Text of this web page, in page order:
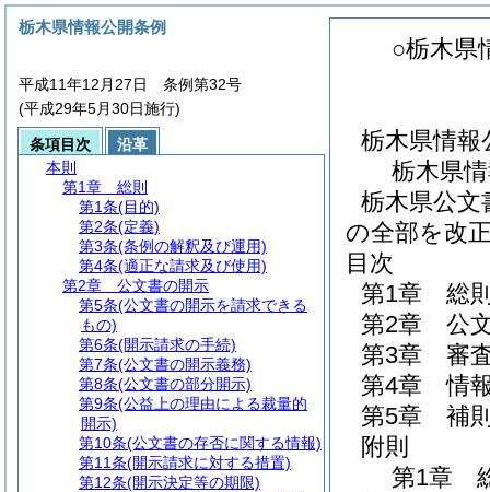
○栃木県
栃木県情
栃木県
栃木県公文
の全部を改
目次
第1章
総
第2章
公
第3章
審
第4章
情
第5章
補
附則
第1章
栃木県情報公開条例
平成11年12月27日 条例第32号
(平成29年5月30日施行)
条項目次
沿革
本則
第1章
総則
第1条(目的)
第2条(定義)
第3条(条例の解釈及び運用)
第4条(適正な請求及び使用)
第2章
公文書の開示
第5条(公文書の開示を請求できる
もの)
第6条(開示請求の手続)
第7条(公文書の開示義務)
第8条(公文書の部分開示)
第9条(公益上の理由による裁量的
開示)
第10条(公文書の存否に関する情報)
第11条(開示請求に対する措置)
第12条(開示決定等の期限)